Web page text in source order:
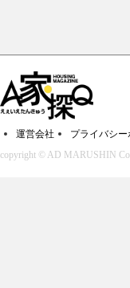
運営会社
プライバシー
copyright © AD MARUSHIN